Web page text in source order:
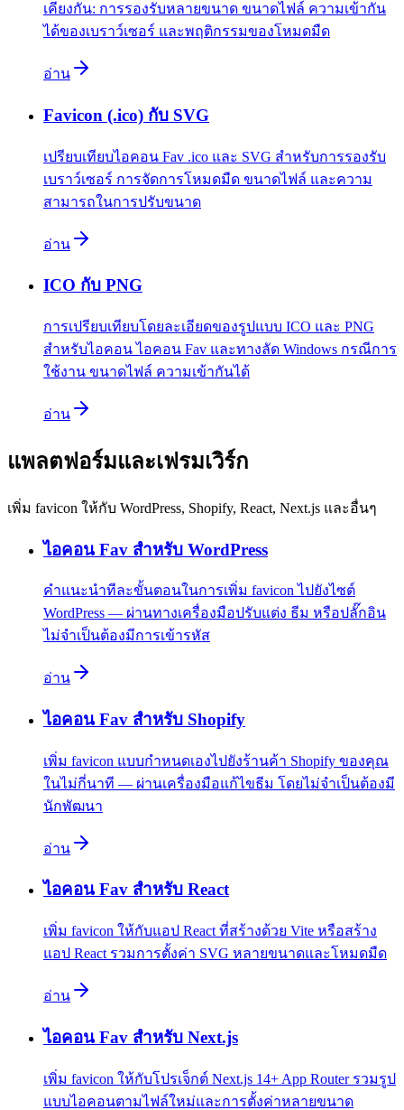
เคียงกัน: การรองรับหลายขนาด ขนาดไฟล์ ความเข้ากัน
ได้ของเบราว์เซอร์ และพฤติกรรมของโหมดมืด
อ่าน
Favicon (.ico) กับ SVG
เปรียบเทียบไอคอน Fav .ico และ SVG สำหรับการรองรับ
เบราว์เซอร์ การจัดการโหมดมืด ขนาดไฟล์ และความ
สามารถในการปรับขนาด
อ่าน
ICO กับ PNG
การเปรียบเทียบโดยละเอียดของรูปแบบ ICO และ PNG
สำหรับไอคอน ไอคอน Fav และทางลัด Windows กรณีการ
ใช้งาน ขนาดไฟล์ ความเข้ากันได้
อ่าน
แพลตฟอร์มและเฟรมเวิร์ก
เพิ่ม favicon ให้กับ WordPress, Shopify, React, Next.js และอื่นๆ
ไอคอน Fav สำหรับ WordPress
คำแนะนำทีละขั้นตอนในการเพิ่ม favicon ไปยังไซต์
WordPress — ผ่านทางเครื่องมือปรับแต่ง ธีม หรือปลั๊กอิน
ไม่จำเป็นต้องมีการเข้ารหัส
อ่าน
ไอคอน Fav สำหรับ Shopify
เพิ่ม favicon แบบกำหนดเองไปยังร้านค้า Shopify ของคุณ
ในไม่กี่นาที — ผ่านเครื่องมือแก้ไขธีม โดยไม่จำเป็นต้องมี
นักพัฒนา
อ่าน
ไอคอน Fav สำหรับ React
เพิ่ม favicon ให้กับแอป React ที่สร้างด้วย Vite หรือสร้าง
แอป React รวมการตั้งค่า SVG หลายขนาดและโหมดมืด
อ่าน
ไอคอน Fav สำหรับ Next.js
เพิ่ม favicon ให้กับโปรเจ็กต์ Next.js 14+ App Router รวมรูป
แบบไอคอนตามไฟล์ใหม่และการตั้งค่าหลายขนาด